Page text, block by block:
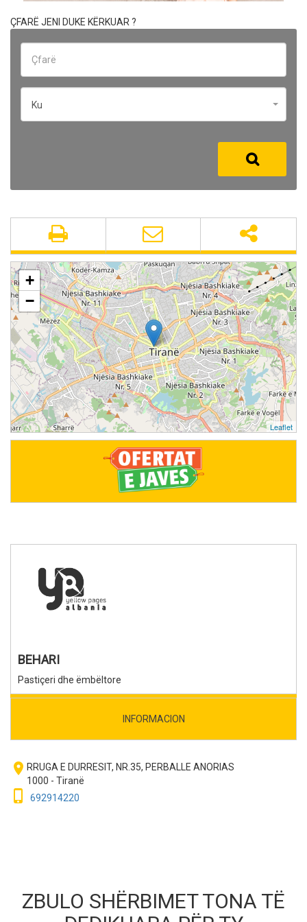
ÇFARË JENI DUKE KËRKUAR ?
Ku
BEHARI
Pastiçeri dhe ëmbëltore
INFORMACION
room RRUGA E DURRESIT, NR.35, PERBALLE ANORIAS
1000 - Tiranë
phone_iphone 692914220
+
−
Leaflet
ZBULO SHËRBIMET TONA TË